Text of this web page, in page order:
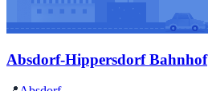
Absdorf-Hippersdorf Bahnhof